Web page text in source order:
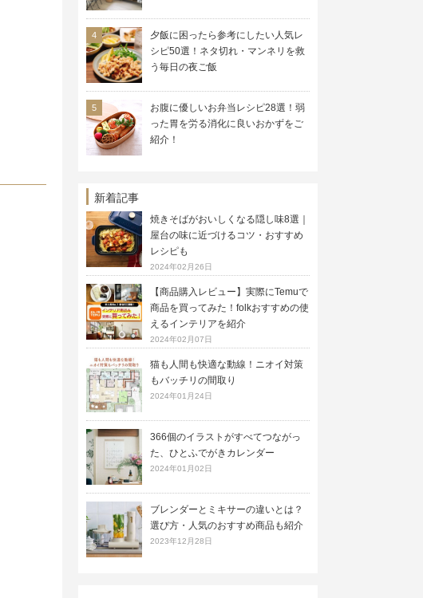
夕飯に困ったら参考にしたい人気レ
シピ50選！ネタ切れ・マンネリを救
う毎日の夜ご飯
お腹に優しいお弁当レシピ28選！弱
った胃を労る消化に良いおかずをご
紹介！
新着記事
焼きそばがおいしくなる隠し味8選｜
屋台の味に近づけるコツ・おすすめ
レシピも
2024年02月26日
【商品購入レビュー】実際にTemuで
商品を買ってみた！folkおすすめの使
えるインテリアを紹介
2024年02月07日
猫も人間も快適な動線！ニオイ対策
もバッチリの間取り
2024年01月24日
366個のイラストがすべてつながっ
た、ひとふでがきカレンダー
2024年01月02日
ブレンダーとミキサーの違いとは？
選び方・人気のおすすめ商品も紹介
2023年12月28日